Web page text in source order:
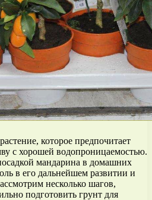
которое предпочитает
с хорошей водопроницаемостью.
мандарина в домашних
в его дальнейшем развитии и
несколько шагов,
подготовить грунт для